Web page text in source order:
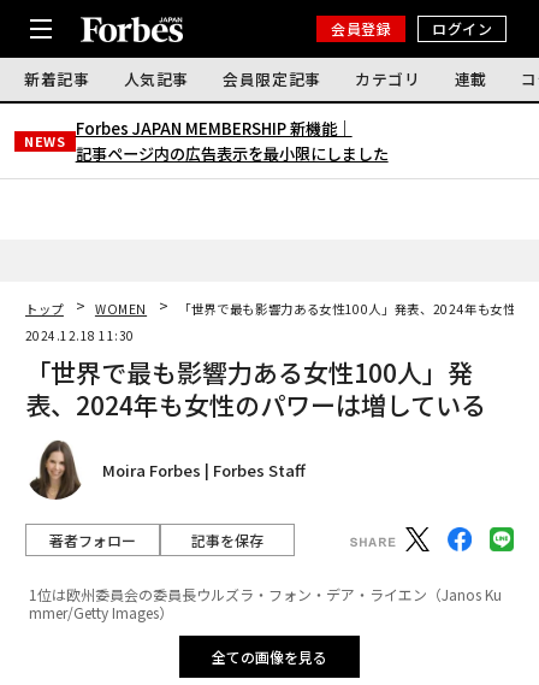
会員登録 ログイン
新着記事 人気記事 会員限定記事 カテゴリ 連載
NEWS
Forbes JAPAN MEMBERSHIP 新機能｜
記事ページ内の広告表示を最小限にしました
トップ WOMEN
「世界で最も影響力ある女性100人」発表、2024年も女性の
2024.12.18 11:30
「世界で最も影響力ある女性100人」発
表、2024年も女性のパワーは増している
Moira Forbes | Forbes Staff
著者フォロー 記事を保存
1位は欧州委員会の委員長ウルズラ・フォン・デア・ライエン（Janos Ku
mmer/Getty Images）
全ての画像を見る